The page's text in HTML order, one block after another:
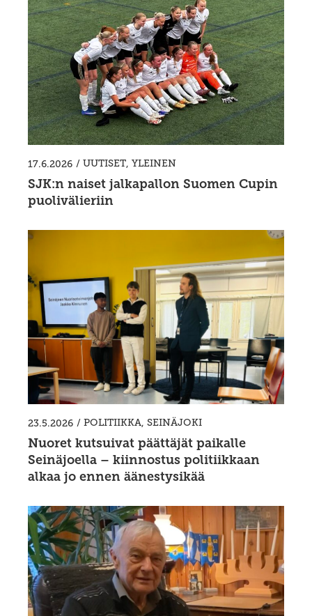
17.6.2026 / UUTISET, YLEINEN
SJK:n naiset jalkapallon Suomen Cupin
puolivälieriin
23.5.2026 / POLITIIKKA, SEINÄJOKI
Nuoret kutsuivat päättäjät paikalle
Seinäjoella – kiinnostus politiikkaan
alkaa jo ennen äänestysikää